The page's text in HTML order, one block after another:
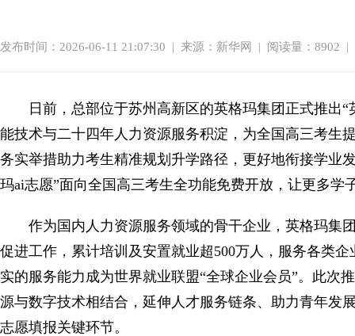
发布时间：2026-06-11 21:07:30 | 来源：新华网 | 阅读量：8902 |
日前，总部位于苏州高新区的英格玛集团正式推出
能技术与二十四年人力资源服务积淀，为全国高三考生
务实举措助力考生精准规划升学路径，更好地衔接学业
玛ai志愿”面向全国高三考生全功能免费开放，让更多学
作为国内人力资源服务领域的骨干企业，英格玛集
促进工作，累计培训及安置就业超500万人，服务各类
实的服务能力成为世界就业联盟“全球企业会员”。此次
源与数字技术相结合，延伸人才服务链条、助力青年发
志愿填报关键环节。